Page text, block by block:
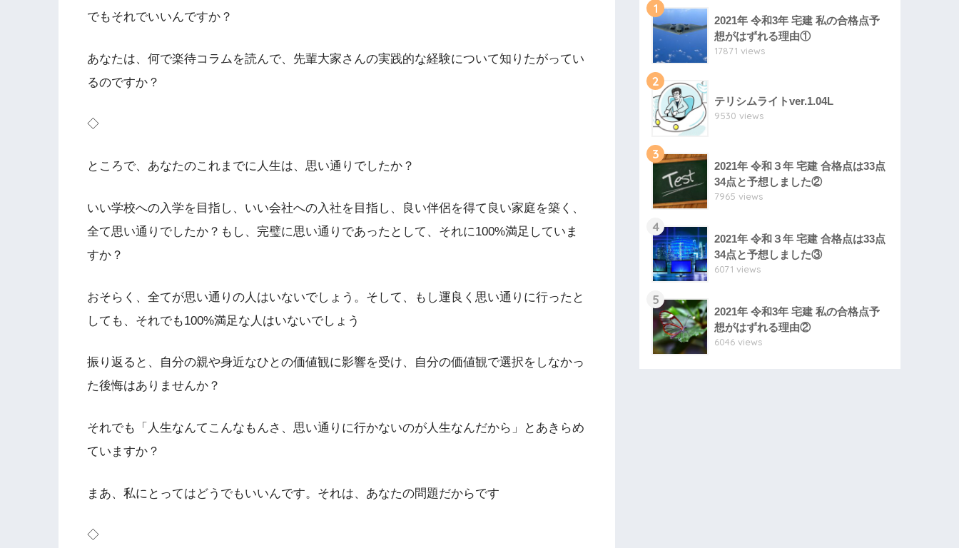
でもそれでいいんですか？
あなたは、何で楽待コラムを読んで、先輩大家さんの実践的な経験について知りたがってい
るのですか？
◇
ところで、あなたのこれまでに人生は、思い通りでしたか？
いい学校への入学を目指し、いい会社への入社を目指し、良い伴侶を得て良い家庭を築く、
全て思い通りでしたか？もし、完璧に思い通りであったとして、それに100%満足していま
すか？
おそらく、全てが思い通りの人はいないでしょう。そして、もし運良く思い通りに行ったと
しても、それでも100%満足な人はいないでしょう
振り返ると、自分の親や身近なひとの価値観に影響を受け、自分の価値観で選択をしなかっ
た後悔はありませんか？
それでも「人生なんてこんなもんさ、思い通りに行かないのが人生なんだから」とあきらめ
ていますか？
まあ、私にとってはどうでもいいんです。それは、あなたの問題だからです
◇
1
2021年 令和3年 宅建 私の合格点予
想がはずれる理由①
17871 views
2
テリシムライトver.1.04L
9530 views
3
2021年 令和３年 宅建 合格点は33点
34点と予想しました②
7965 views
4
2021年 令和３年 宅建 合格点は33点
34点と予想しました③
6071 views
5
2021年 令和3年 宅建 私の合格点予
想がはずれる理由②
6046 views